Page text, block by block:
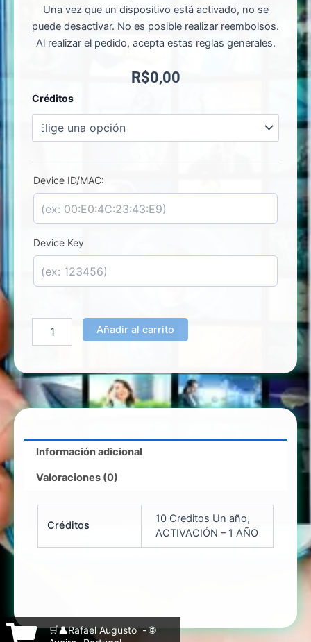
Una vez que un dispositivo está activado, no se
puede desactivar. No es posible realizar reembolsos.
Al realizar el pedido, acepta estas reglas generales.
R$0,00
Créditos
Device ID/MAC:
Device Key
Mika
Activación
Licencia
cantidad
Añadir al carrito
Información adicional
Valoraciones (0)
Créditos
10 Creditos Un año,
ACTIVACIÓN – 1 AÑO
🛒👤Rafael Augusto - 🌐